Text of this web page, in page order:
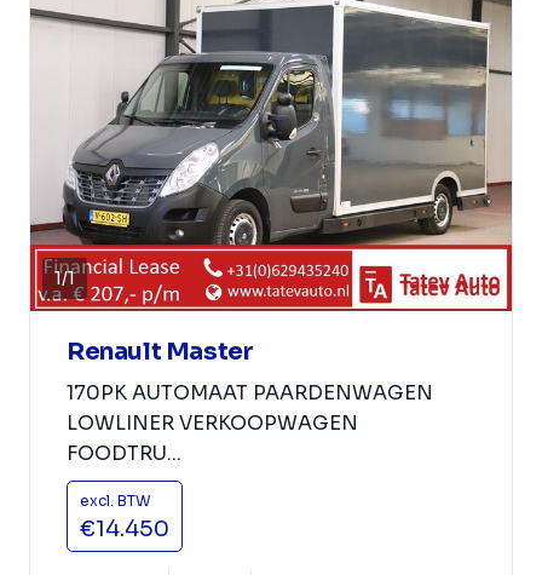
1/1
Renault Master
170PK AUTOMAAT PAARDENWAGEN
LOWLINER VERKOOPWAGEN
FOODTRU...
excl. BTW
€14.450